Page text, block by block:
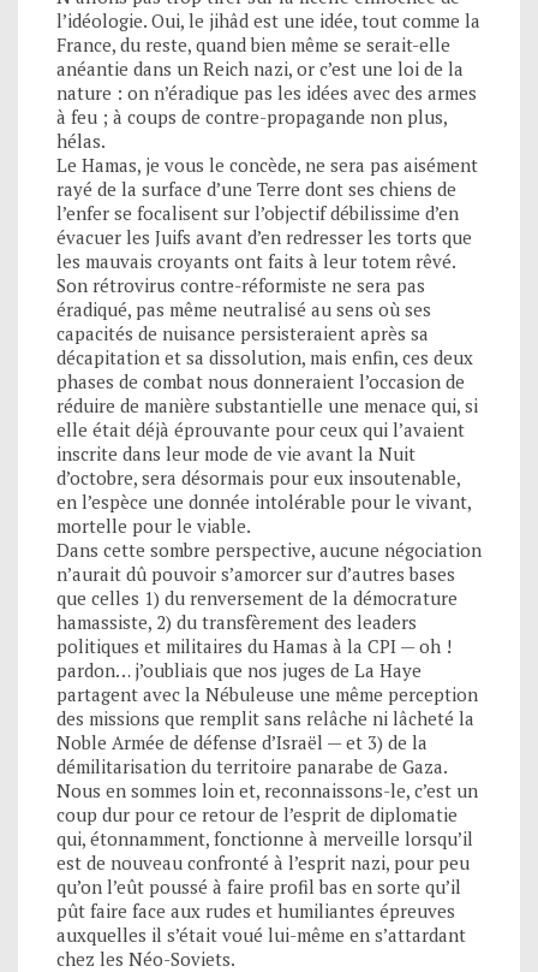
l’idéologie. Oui, le jihâd est une idée, tout comme la
France, du reste, quand bien même se serait-elle
anéantie dans un Reich nazi, or c’est une loi de la
nature : on n’éradique pas les idées avec des armes
à feu ; à coups de contre-propagande non plus,
hélas.
Le Hamas, je vous le concède, ne sera pas aisément
rayé de la surface d’une Terre dont ses chiens de
l’enfer se focalisent sur l’objectif débilissime d’en
évacuer les Juifs avant d’en redresser les torts que
les mauvais croyants ont faits à leur totem rêvé.
Son rétrovirus contre-réformiste ne sera pas
éradiqué, pas même neutralisé au sens où ses
capacités de nuisance persisteraient après sa
décapitation et sa dissolution, mais enfin, ces deux
phases de combat nous donneraient l’occasion de
réduire de manière substantielle une menace qui, si
elle était déjà éprouvante pour ceux qui l’avaient
inscrite dans leur mode de vie avant la Nuit
d’octobre, sera désormais pour eux insoutenable,
en l’espèce une donnée intolérable pour le vivant,
mortelle pour le viable.
Dans cette sombre perspective, aucune négociation
n’aurait dû pouvoir s’amorcer sur d’autres bases
que celles 1) du renversement de la démocrature
hamassiste, 2) du transfèrement des leaders
politiques et militaires du Hamas à la CPI — oh !
pardon… j’oubliais que nos juges de La Haye
partagent avec la Nébuleuse une même perception
des missions que remplit sans relâche ni lâcheté la
Noble Armée de défense d’Israël — et 3) de la
démilitarisation du territoire panarabe de Gaza.
Nous en sommes loin et, reconnaissons-le, c’est un
coup dur pour ce retour de l’esprit de diplomatie
qui, étonnamment, fonctionne à merveille lorsqu’il
est de nouveau confronté à l’esprit nazi, pour peu
qu’on l’eût poussé à faire profil bas en sorte qu’il
pût faire face aux rudes et humiliantes épreuves
auxquelles il s’était voué lui-même en s’attardant
chez les Néo-Soviets.